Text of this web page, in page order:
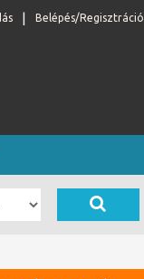
Belépés/Regisztráció